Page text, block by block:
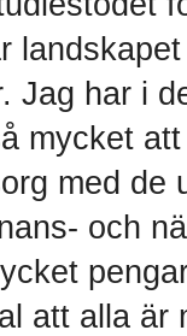
Jag har i
mycket
med de
och
att alla är